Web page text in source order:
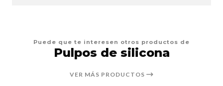
Puede que te interesen otros productos de
Pulpos de silicona
VER MÁS PRODUCTOS